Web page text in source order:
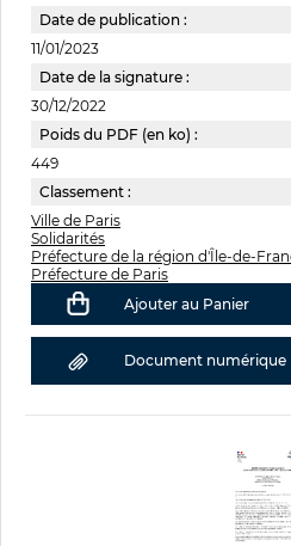
Date de publication :
11/01/2023
Date de la signature :
30/12/2022
Poids du PDF (en ko) :
449
Classement :
Ville de Paris
Solidarités
Préfecture de la région d'Île-de-
Préfecture de Paris
Ajouter au Panier
Document numérique